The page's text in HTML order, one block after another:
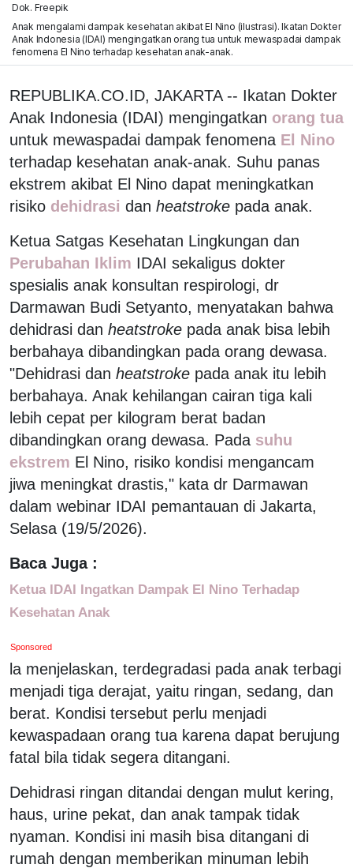
Dok. Freepik
Anak mengalami dampak kesehatan akibat El Nino (ilustrasi). Ikatan Dokter
Anak Indonesia (IDAI) mengingatkan orang tua untuk mewaspadai dampak
fenomena El Nino terhadap kesehatan anak-anak.
REPUBLIKA.CO.ID, JAKARTA -- Ikatan Dokter
Anak Indonesia (IDAI) mengingatkan orang tua
untuk mewaspadai dampak fenomena El Nino
terhadap kesehatan anak-anak. Suhu panas
ekstrem akibat El Nino dapat meningkatkan
risiko dehidrasi dan heatstroke pada anak.
Ketua Satgas Kesehatan Lingkungan dan
Perubahan Iklim IDAI sekaligus dokter
spesialis anak konsultan respirologi, dr
Darmawan Budi Setyanto, menyatakan bahwa
dehidrasi dan heatstroke pada anak bisa lebih
berbahaya dibandingkan pada orang dewasa.
"Dehidrasi dan heatstroke pada anak itu lebih
berbahaya. Anak kehilangan cairan tiga kali
lebih cepat per kilogram berat badan
dibandingkan orang dewasa. Pada suhu
ekstrem El Nino, risiko kondisi mengancam
jiwa meningkat drastis," kata dr Darmawan
dalam webinar IDAI pemantauan di Jakarta,
Selasa (19/5/2026).
Baca Juga :
Ketua IDAI Ingatkan Dampak El Nino Terhadap
Kesehatan Anak
Sponsored
la menjelaskan, terdegradasi pada anak terbagi
menjadi tiga derajat, yaitu ringan, sedang, dan
berat. Kondisi tersebut perlu menjadi
kewaspadaan orang tua karena dapat berujung
fatal bila tidak segera ditangani.
Dehidrasi ringan ditandai dengan mulut kering,
haus, urine pekat, dan anak tampak tidak
nyaman. Kondisi ini masih bisa ditangani di
rumah dengan memberikan minuman lebih